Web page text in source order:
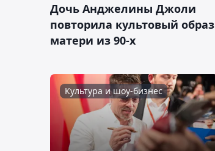
Дочь Анджелины Джоли
повторила культовый образ
матери из 90-х
Культура и шоу-бизнес